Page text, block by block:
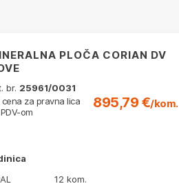
PLOČA CORIAN DV
br. 25961/0031
cena za pravna lica
om
895,79 €/kom.
12 kom.